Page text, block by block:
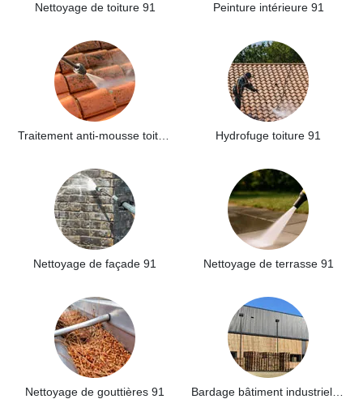
Nettoyage de toiture 91 Peinture intérieure 91
Hydrofuge toiture 91
Nettoyage de façade 91 Nettoyage de terrasse 91
Nettoyage de gouttières 91